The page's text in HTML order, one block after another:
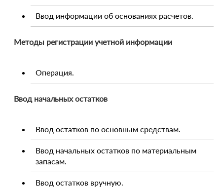
Ввод информации об основаниях расчетов.
Методы регистрации учетной информации
Операция.
Ввод начальных остатков
Ввод остатков по основным средствам.
Ввод начальных остатков по материальным
запасам.
Ввод остатков вручную.